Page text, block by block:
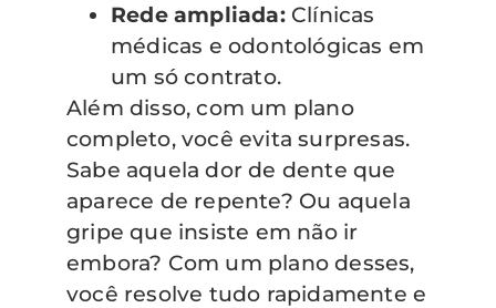
Rede ampliada:Clínicas
médicas e odontológicas em
um só contrato.
Além disso, com um plano
completo, você evita surpresas.
Sabe aquela dor de dente que
aparece de repente? Ou aquela
gripe que insiste em não ir
embora? Com um plano desses,
você resolve tudo rapidamente e